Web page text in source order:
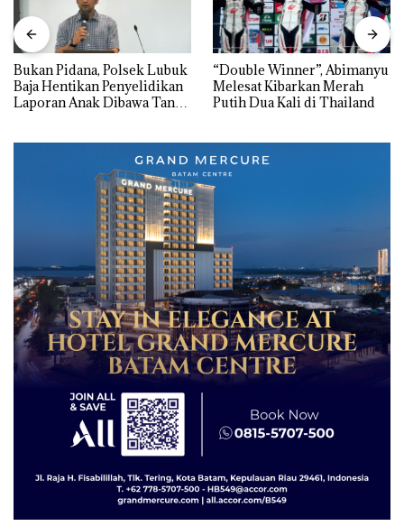
Bukan Pidana, Polsek Lubuk
Baja Hentikan Penyelidikan
Laporan Anak Dibawa Tanpa
“Double Winner”, Abimanyu
Melesat Kibarkan Merah
Putih Dua Kali di Thailand